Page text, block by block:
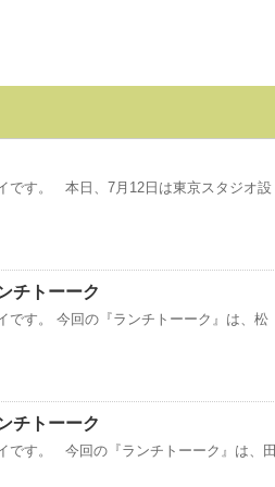
です。 本日、7月12日は東京スタジオ設
チトーーク
です。 今回の『ランチトーーク』は、松
チトーーク
です。 今回の『ランチトーーク』は、田